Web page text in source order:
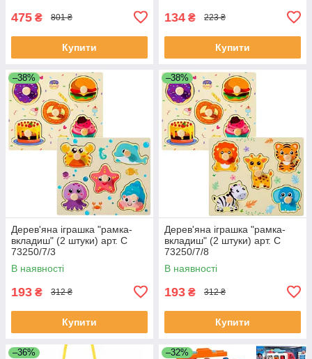
475 ₴ 801 ₴
Купити
134 ₴ 223 ₴
Купити
–38%
Дерев'яна іграшка "рамка-
вкладиш" (2 штуки) арт. C
73250/7/3
В наявності
193 ₴ 312 ₴
Купити
–38%
Дерев'яна іграшка "рамка-
вкладиш" (2 штуки) арт. C
73250/7/8
В наявності
193 ₴ 312 ₴
Купити
–36% –32%